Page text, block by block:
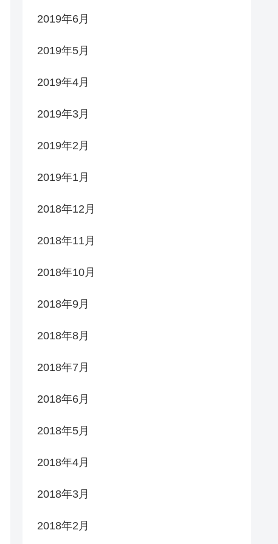
2019年6月
2019年5月
2019年4月
2019年3月
2019年2月
2019年1月
2018年12月
2018年11月
2018年10月
2018年9月
2018年8月
2018年7月
2018年6月
2018年5月
2018年4月
2018年3月
2018年2月